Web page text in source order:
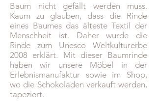
Baum nicht gefällt werden muss.
Kaum zu glauben, dass die Rinde
eines Baumes das älteste Textil der
Menschheit ist. Daher wurde die
Rinde zum Unesco Weltkulturerbe
2008 erklärt. Mit dieser Baumrinde
haben wir unsere Möbel in der
Erlebnismanufaktur sowie im Shop,
wo die Schokoladen verkauft werden,
tapeziert.